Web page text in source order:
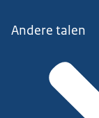
Andere talen